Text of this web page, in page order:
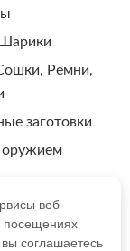
Ремни,
заготовки
оружием
веб-
соглашаетесь